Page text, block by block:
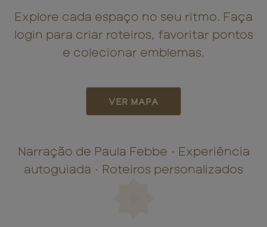
Explore cada espaço no seu ritmo. Faça
login para criar roteiros, favoritar pontos
e colecionar emblemas.
VER MAPA
Narração de Paula Febbe • Experiência
autoguiada • Roteiros personalizados